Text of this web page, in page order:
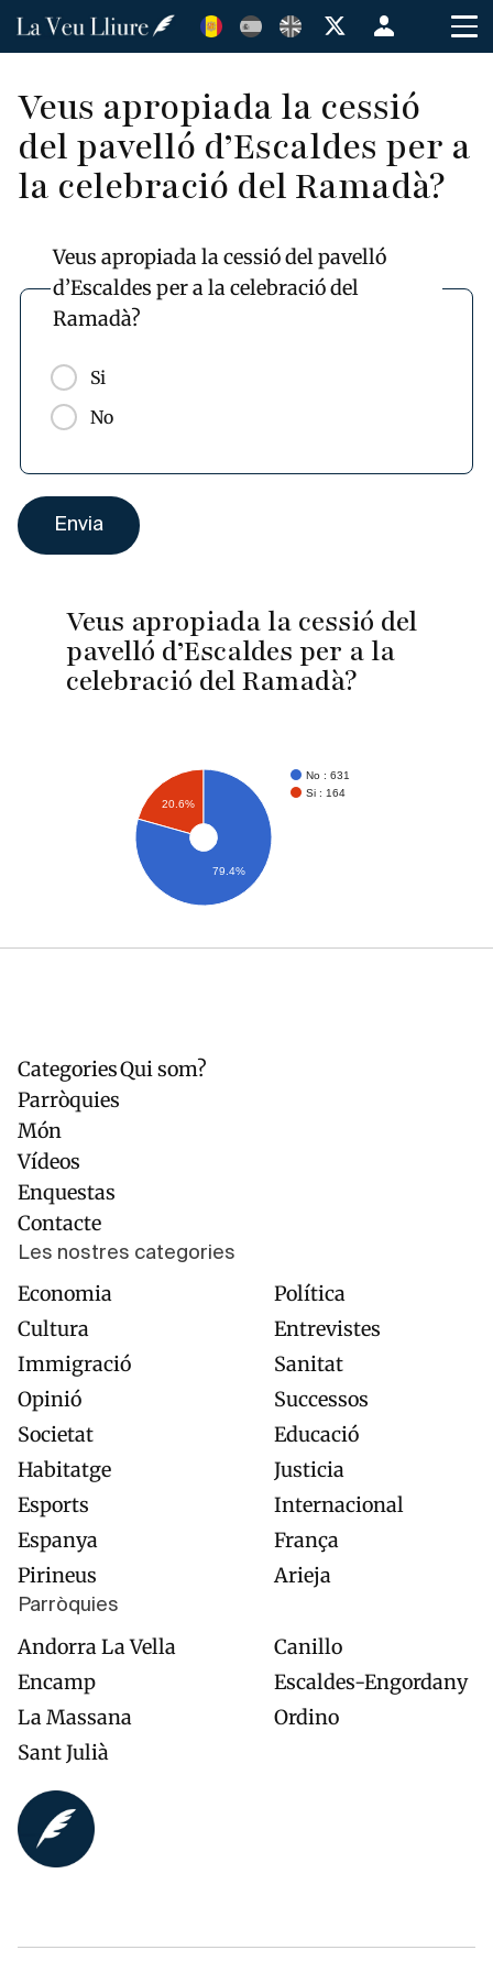
Vés
Menú
de
cuenta
de
usuario
Veus apropiada la cessió
del pavelló d’Escaldes per a
la celebració del Ramadà?
Veus apropiada la cessió del pavelló
d’Escaldes per a la celebració del
Ramadà?
Si
No
Veus apropiada la cessió del
pavelló d’Escaldes per a la
celebració del Ramadà?
No : 631
Si : 164
20.6%
79.4%
Navegación
principal
Categories
Parròquies
Món
Vídeos
Enquestas
Contacte
Pie
Qui som?
Les nostres categories
Economia
Política
Cultura
Entrevistes
Immigració
Sanitat
Opinió
Successos
Societat
Educació
Habitatge
Justicia
Esports
Internacional
Espanya
França
Pirineus
Arieja
Parròquies
Andorra La Vella
Canillo
Encamp
Escaldes-Engordany
La Massana
Ordino
Sant Julià